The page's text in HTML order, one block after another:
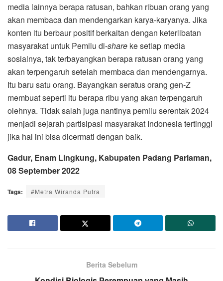
media lainnya berapa ratusan, bahkan ribuan orang yang
akan membaca dan mendengarkan karya-karyanya. Jika
konten itu berbaur positif berkaitan dengan keterlibatan
masyarakat untuk Pemilu di-share ke setiap media
sosialnya, tak terbayangkan berapa ratusan orang yang
akan terpengaruh setelah membaca dan mendengarnya.
Itu baru satu orang. Bayangkan seratus orang gen-Z
membuat seperti itu berapa ribu yang akan terpengaruh
olehnya. Tidak salah juga nantinya pemilu serentak 2024
menjadi sejarah partisipasi masyarakat Indonesia tertinggi
jika hal ini bisa dicermati dengan baik.
Gadur, Enam Lingkung, Kabupaten Padang Pariaman,
08 September 2022
Tags: #Metra Wiranda Putra
Berita Sebelum